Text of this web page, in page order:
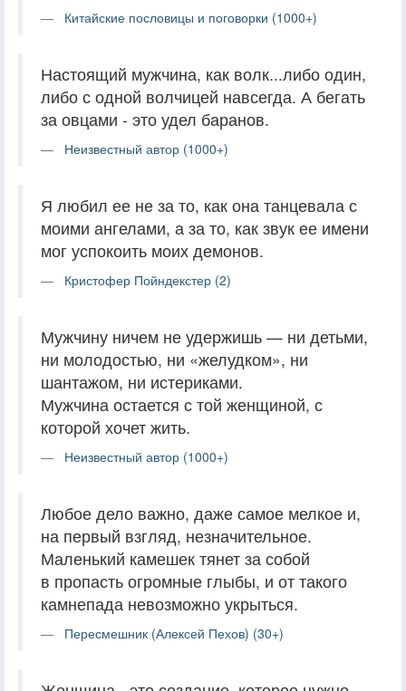
Китайские пословицы и поговорки (1000+)
Настоящий мужчина, как волк...либо один,
либо с одной волчицей навсегда. А бегать
за овцами - это удел баранов.
Неизвестный автор (1000+)
Я любил ее не за то, как она танцевала с
моими ангелами, а за то, как звук ее имени
мог успокоить моих демонов.
Кристофер Пойндекстер (2)
Мужчину ничем не удержишь — ни детьми,
ни молодостью, ни «желудком», ни
шантажом, ни истериками.
Мужчина остается с той женщиной, с
которой хочет жить.
Неизвестный автор (1000+)
Любое дело важно, даже самое мелкое и,
на первый взгляд, незначительное.
Маленький камешек тянет за собой
в пропасть огромные глыбы, и от такого
камнепада невозможно укрыться.
Пересмешник (Алексей Пехов) (30+)